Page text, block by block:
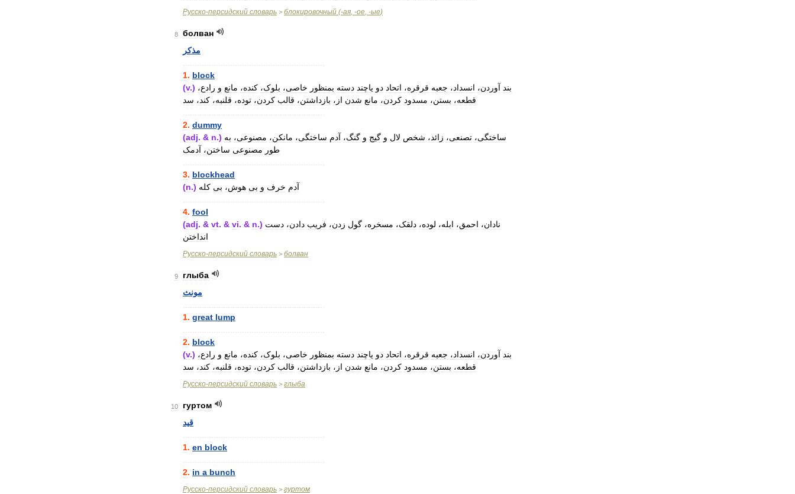
Русско-персидский словарь > блокировочный (-ая, -ое, -ые)
8
болван
مذکر
1. block
(v.) بند آوردن، انسداد، جعبه قرقره، اتحاد دو یاچند دسته بمنظور خاصی، بلوک، کنده، مانع و رادع،
قطعه، بستن، مسدود کردن، مانع شدن از، بازداشتن، قالب کردن، توده، قلنبه، کند، سد
2. dummy
(adj. & n.) ساختگی، تصنعی، زائد، شخص لال و گیج و گنگ، آدم ساختگی، مانکن، مصنوعی، به
طور مصنوعی ساختن، آدمک
3. blockhead
(n.) آدم خرف و بی هوش، بی کله
4. fool
(adj. & vt. & vi. & n.) نادان، احمق، ابله، لوده، دلقک، مسخره، گول زدن، فریب دادن، دست
انداختن
Русско-персидский словарь > болван
9
глыба
مونث
1. great lump
2. block
(v.) بند آوردن، انسداد، جعبه قرقره، اتحاد دو یاچند دسته بمنظور خاصی، بلوک، کنده، مانع و رادع،
قطعه، بستن، مسدود کردن، مانع شدن از، بازداشتن، قالب کردن، توده، قلنبه، کند، سد
Русско-персидский словарь > глыба
10
гуртом
قید
1. en block
2. in a bunch
Русско-персидский словарь > гуртом